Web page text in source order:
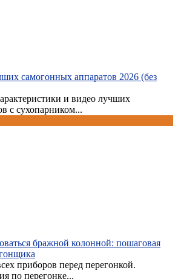
самогонных аппаратов 2026 (без
и видео лучших
с сухопарником...
бражной колонной: пошаговая
приборов перед перегонкой.
по перегонке...